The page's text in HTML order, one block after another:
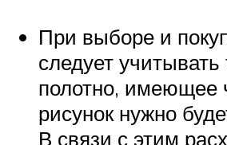
При выборе и
следует учитывать
полотно, имеющее
рисунок нужно
В связи с этим